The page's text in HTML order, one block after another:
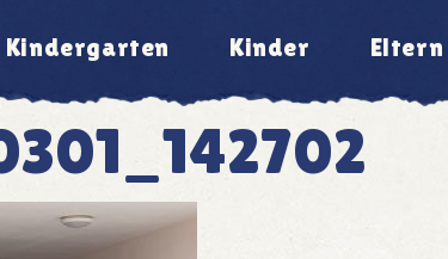
Kindergarten Kinder Eltern